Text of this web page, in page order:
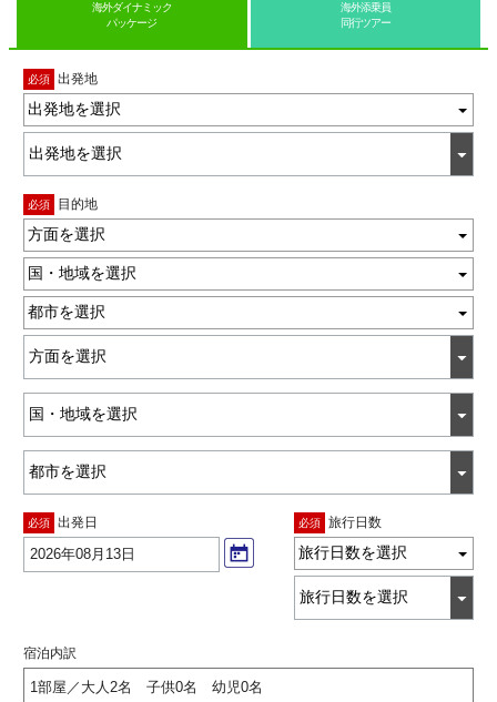
海外ダイナミック
パッケージ
海外添乗員
同行ツアー
必須 出発地
出発地を選択
必須 目的地
方面を選択
国・地域を選択
都市を選択
必須 出発日
2026年08月13日
必須 旅行日数
旅行日数を選択
宿泊内訳
1部屋／大人2名 子供0名 幼児0名